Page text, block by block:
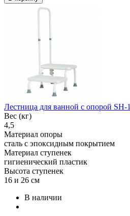
Лестница для ванной с опорой SH-1
Вес (кг)
4,5
Материал опоры
сталь с эпоксидным покрытием
Материал ступенек
гигиенический пластик
Высота ступенек
16 и 26 см
В наличии